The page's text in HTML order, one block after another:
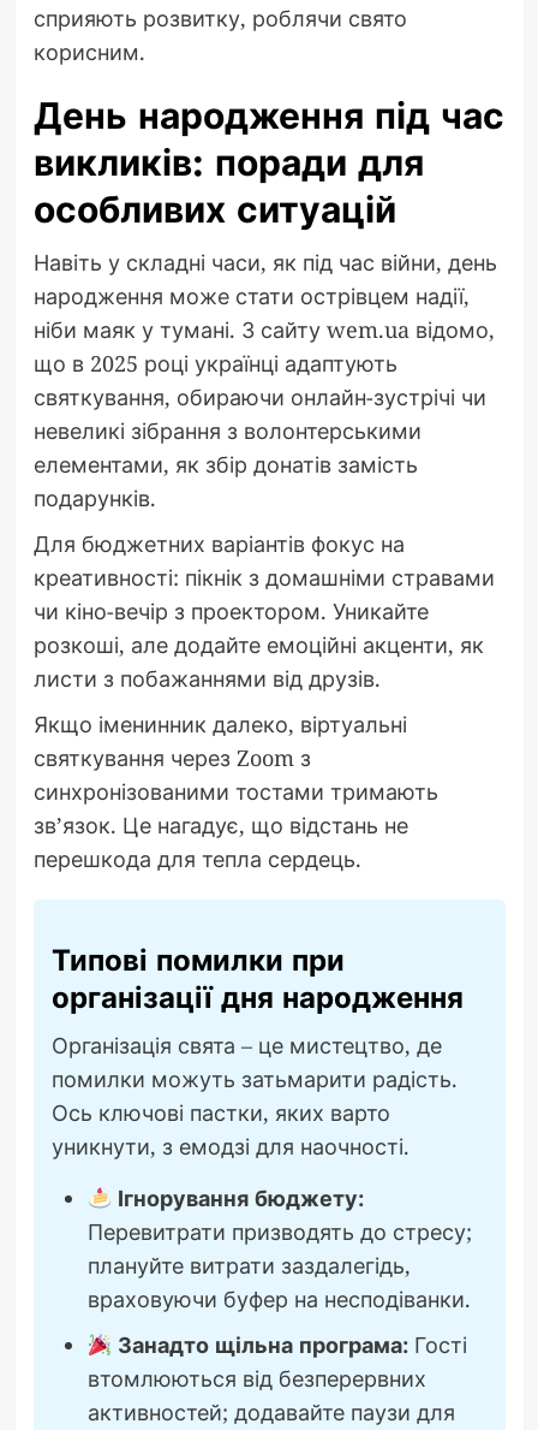
сприяють розвитку, роблячи свято
корисним.
День народження під час
викликів: поради для
особливих ситуацій
Навіть у складні часи, як під час війни, день
народження може стати острівцем надії,
ніби маяк у тумані. З сайту wem.ua відомо,
що в 2025 році українці адаптують
святкування, обираючи онлайн-зустрічі чи
невеликі зібрання з волонтерськими
елементами, як збір донатів замість
подарунків.
Для бюджетних варіантів фокус на
креативності: пікнік з домашніми стравами
чи кіно-вечір з проектором. Уникайте
розкоші, але додайте емоційні акценти, як
листи з побажаннями від друзів.
Якщо іменинник далеко, віртуальні
святкування через Zoom з
синхронізованими тостами тримають
зв’язок. Це нагадує, що відстань не
перешкода для тепла сердець.
Типові помилки при
організації дня народження
Організація свята – це мистецтво, де
помилки можуть затьмарити радість.
Ось ключові пастки, яких варто
уникнути, з емодзі для наочності.
Ігнорування бюджету:
Перевитрати призводять до стресу;
плануйте витрати заздалегідь,
враховуючи буфер на несподіванки.
Занадто щільна програма: Гості
втомлюються від безперервних
активностей; додавайте паузи для